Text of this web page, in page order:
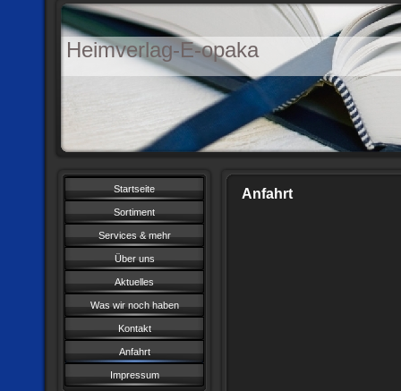
Heimverlag-E-opaka
Startseite
Sortiment
Services & mehr
Über uns
Aktuelles
Was wir noch haben
Kontakt
Anfahrt
Impressum
Anfahrt